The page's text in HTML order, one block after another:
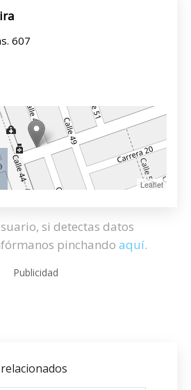
607
Leaflet
si detectas datos
pinchando aquí.
Publicidad